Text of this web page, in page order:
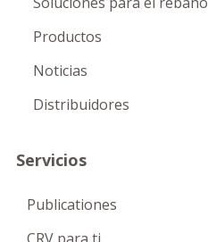
Productos
Noticias
Distribuidores
Servicios
Publicationes
CRV para ti